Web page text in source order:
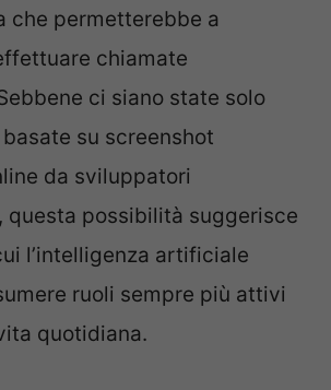
che permetterebbe a
chiamate
ci siano state solo
su screenshot
da sviluppatori
questa possibilità suggerisce
l’intelligenza artificiale
ruoli sempre più attivi
quotidiana.